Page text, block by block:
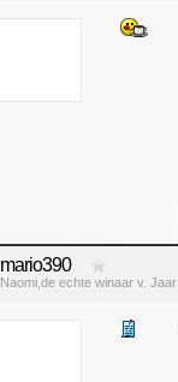
mario390
Naomi,de echte winaar v. Jaar